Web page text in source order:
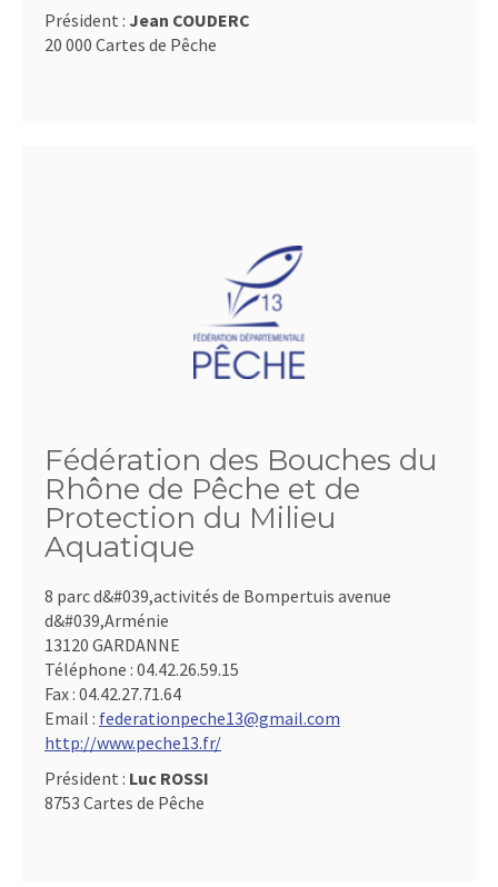
Président : Jean COUDERC
20 000 Cartes de Pêche
Fédération des Bouches du
Rhône de Pêche et de
Protection du Milieu
Aquatique
8 parc d&#039,activités de Bompertuis avenue
d&#039,Arménie
13120 GARDANNE
Téléphone : 04.42.26.59.15
Fax : 04.42.27.71.64
Email : federationpeche13@gmail.com
http://www.peche13.fr/
Président : Luc ROSSI
8753 Cartes de Pêche